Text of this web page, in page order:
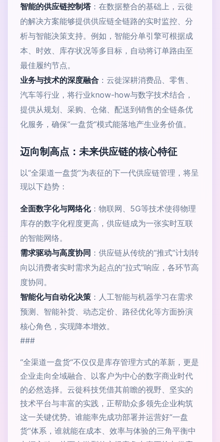
智能的供应链控制塔：在数据整合的基础上，云徙
的解决方案能够提供供应链全链路的实时监控、分
析与智能决策支持。例如，智能分单引擎可根据成
本、时效、库存状况等多目标，自动将订单路由至
最佳履约节点。
业务与技术的深度融合 ：云徙深耕消费品、零售、
汽车等行业，将行业know-how与数字技术结合，
提供从规划、采购、仓储、配送到销售的全链条优
化服务，确保“一盘货”模式能落地产生业务价值。
迈向制高点：未来供应链的核心特征
以“全渠道一盘货”为表征的下一代供应链管理，将呈
现以下趋势：
全面数字化与网络化：物联网、5G等技术使得物理
库存的数字化程度更高，供应链成为一张实时互联
的智能网络。
需求驱动与高度协同 ：供应链从传统的“推式”计划转
向以消费者实时需求为起点的“拉式”响应，各环节高
度协同。
智能化与自动化决策 ：人工智能与机器学习在需求
预测、智能补货、动态定价、路径优化等方面扮演
核心角色，实现降本增效。
###
“全渠道一盘货”不仅仅是库存管理方式的革新，更是
企业走向全域融合、以客户为中心的数字商业时代
的必然选择。云徙科技凭借其前瞻的视野、坚实的
技术平台与丰富的实践，正帮助众多领先企业构筑
这一关键优势。谁能率先成功部署并运营好“一盘
货”体系，谁就能在成本、效率与体验的三角平衡中